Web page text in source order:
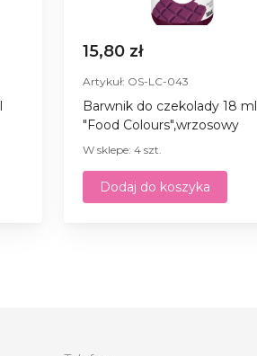
15,80 zł
Artykuł: OS-LC-043
Barwnik do czekolady 18 ml
"Food Colours",wrzosowy
W sklepe: 4 szt.
Dodaj do koszyka